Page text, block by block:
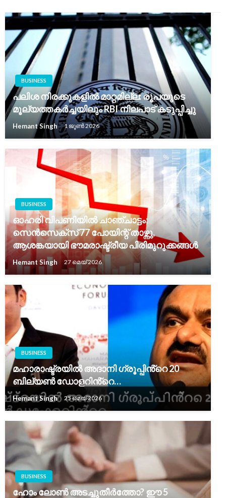
BUSINESS
പലിശ നിരക്കുകളിൽ മാറ്റമില്ല: രൂപയുടെ
മൂല്യത്തകർച്ചയിലും RBI നിലപാട് കടുപ്പിച്ചു
Hemant Singh 1 ജൂൺ 2026
BUSINESS
ഓഹരി വിപണിയിൽ ചാഞ്ചാട്ടം;
സെൻസെക്‌സ് 77 പോയിന്റ് താഴ്ന്നു,
ആശങ്കയായി ഭൗമരാഷ്ട്രീയ പിരിമുറുക്കങ്ങൾ
Hemant Singh 27 മെയ്‌ 2026
BUSINESS
മഹാരാഷ്ട്രയിൽ അദാനി ഗ്രൂപ്പിൻ്റെ 20
ബില്യൺ ഡോളറിൻ്റെ…
Hemant Singh 25 മെയ്‌ 2026
BUSINESS
ഹോം ലോൺ അടച്ചുതീർത്തോ? ഈ 5